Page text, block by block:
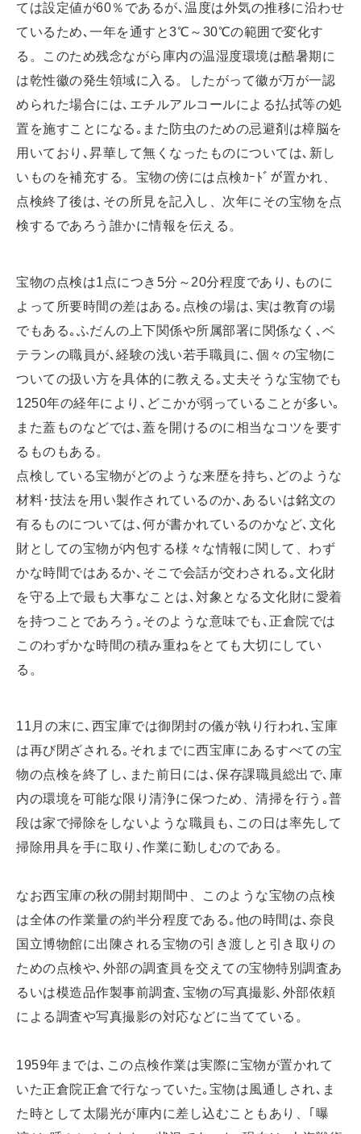
ては設定値が60％であるが､温度は外気の推移に沿わせ
ているため､一年を通すと3℃～30℃の範囲で変化す
る。このため残念ながら庫内の温湿度環境は酷暑期に
は乾性徽の発生領域に入る。したがって徽が万が一認
められた場合には､エチルアルコールによる払拭等の処
置を施すことになる｡また防虫のための忌避剤は樟脳を
用いており､昇華して無くなったものについては､新し
いものを補充する。宝物の傍には点検ｶｰﾄﾞが置かれ、
点検終了後は､その所見を記入し、次年にその宝物を点
検するであろう誰かに情報を伝える。
宝物の点検は1点につき5分～20分程度であり､ものに
よって所要時間の差はある｡点検の場は､実は教育の場
でもある｡ふだんの上下関係や所属部署に関係なく､ベ
テランの職員が､経験の浅い若手職員に､個々の宝物に
ついての扱い方を具体的に教える｡丈夫そうな宝物でも
1250年の経年により､どこかが弱っていることが多い｡
また蓋ものなどでは､蓋を開けるのに相当なコツを要す
るものもある。
点検している宝物がどのような来歴を持ち､どのような
材料･技法を用い製作されているのか､あるいは銘文の
有るものについては､何が書かれているのかなど､文化
財としての宝物が内包する様々な情報に関して、わず
かな時間ではあるか､そこで会話が交わされる｡文化財
を守る上で最も大事なことは､対象となる文化財に愛着
を持つことであろう｡そのような意味でも､正倉院では
このわずかな時間の積み重ねをとても大切にしてい
る。
11月の末に､西宝庫では御閉封の儀が執り行われ､宝庫
は再び閉ざされる｡それまでに西宝庫にあるすべての宝
物の点検を終了し､また前日には､保存課職員総出で､庫
内の環境を可能な限り清浄に保つため、清掃を行う｡普
段は家で掃除をしないような職員も､この日は率先して
掃除用具を手に取り､作業に勤しむのである。
なお西宝庫の秋の開封期間中、このような宝物の点検
は全体の作業量の約半分程度である｡他の時間は､奈良
国立博物館に出陳される宝物の引き渡しと引き取りの
ための点検や､外部の調査員を交えての宝物特別調査あ
るいは模造品作製事前調査､宝物の写真撮影､外部依頼
による調査や写真撮影の対応などに当てている。
1959年までは､この点検作業は実際に宝物が置かれて
いた正倉院正倉で行なっていた｡宝物は風通しされ､ま
た時として太陽光が庫内に差し込むこともあり、｢曝